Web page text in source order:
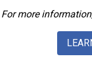
For more